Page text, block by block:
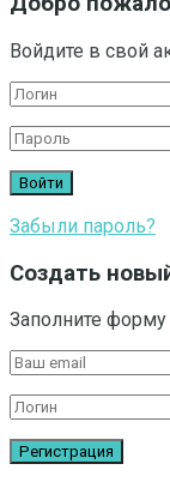
Войдите в свой
Забыли пароль?
Создать
Заполните